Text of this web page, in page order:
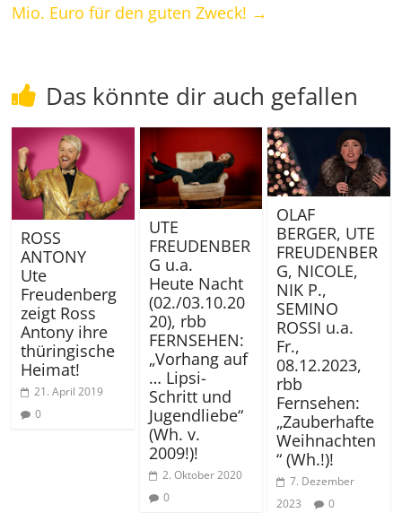
Mio. Euro für den guten Zweck! →
Das könnte dir auch gefallen
ROSS
ANTONY
Ute
Freudenberg
zeigt Ross
Antony ihre
thüringische
Heimat!
21. April 2019
0
UTE
FREUDENBER
G u.a.
Heute Nacht
(02./03.10.20
20), rbb
FERNSEHEN:
„Vorhang auf
… Lipsi-
Schritt und
Jugendliebe“
(Wh. v.
2009!)!
2. Oktober 2020
0
OLAF
BERGER, UTE
FREUDENBER
G, NICOLE,
NIK P.,
SEMINO
ROSSI u.a.
Fr.,
08.12.2023,
rbb
Fernsehen:
„Zauberhafte
Weihnachten
“ (Wh.!)!
7. Dezember
2023
0